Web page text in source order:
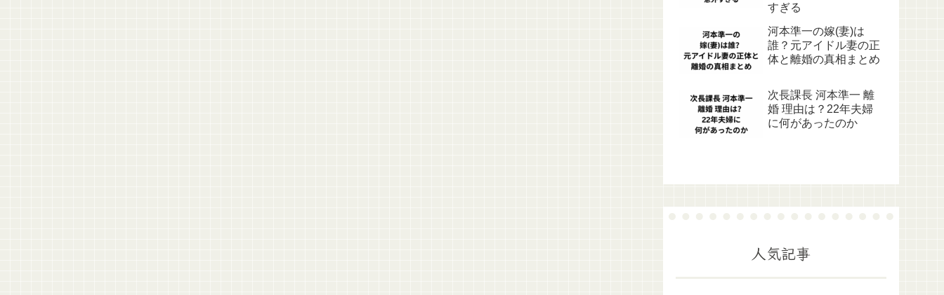
すぎる
河本準一の嫁(妻)は
誰？元アイドル妻の正
体と離婚の真相まとめ
次長課長 河本準一 離
婚 理由は？22年夫婦
に何があったのか
人気記事